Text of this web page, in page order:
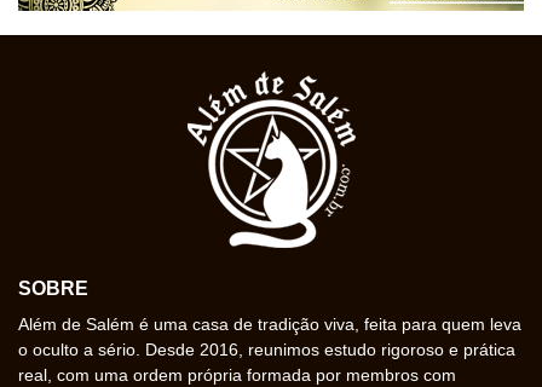
SOBRE
Além de Salém é uma casa de tradição viva, feita para quem leva
o oculto a sério. Desde 2016, reunimos estudo rigoroso e prática
real, com uma ordem própria formada por membros com